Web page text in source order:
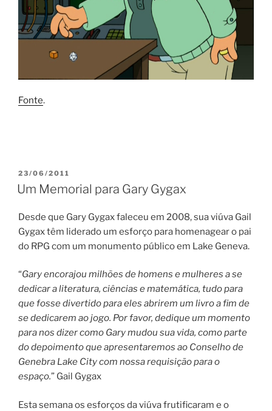
Fonte.
PUBLICADO
EM
23/06/2011
Um Memorial para Gary Gygax
Desde que Gary Gygax faleceu em 2008, sua viúva Gail
Gygax têm liderado um esforço para homenagear o pai
do RPG com um monumento público em Lake Geneva.
“Gary encorajou milhões de homens e mulheres a se
dedicar a literatura, ciências e matemática, tudo para
que fosse divertido para eles abrirem um livro a fim de
se dedicarem ao jogo. Por favor, dedique um momento
para nos dizer como Gary mudou sua vida, como parte
do depoimento que apresentaremos ao Conselho de
Genebra Lake City com nossa requisição para o
espaço.” Gail Gygax
Esta semana os esforços da viúva frutificaram e o